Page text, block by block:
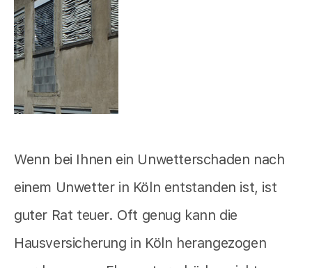
Wenn bei Ihnen ein Unwetterschaden nach
einem Unwetter in Köln entstanden ist, ist
guter Rat teuer. Oft genug kann die
Hausversicherung in Köln herangezogen